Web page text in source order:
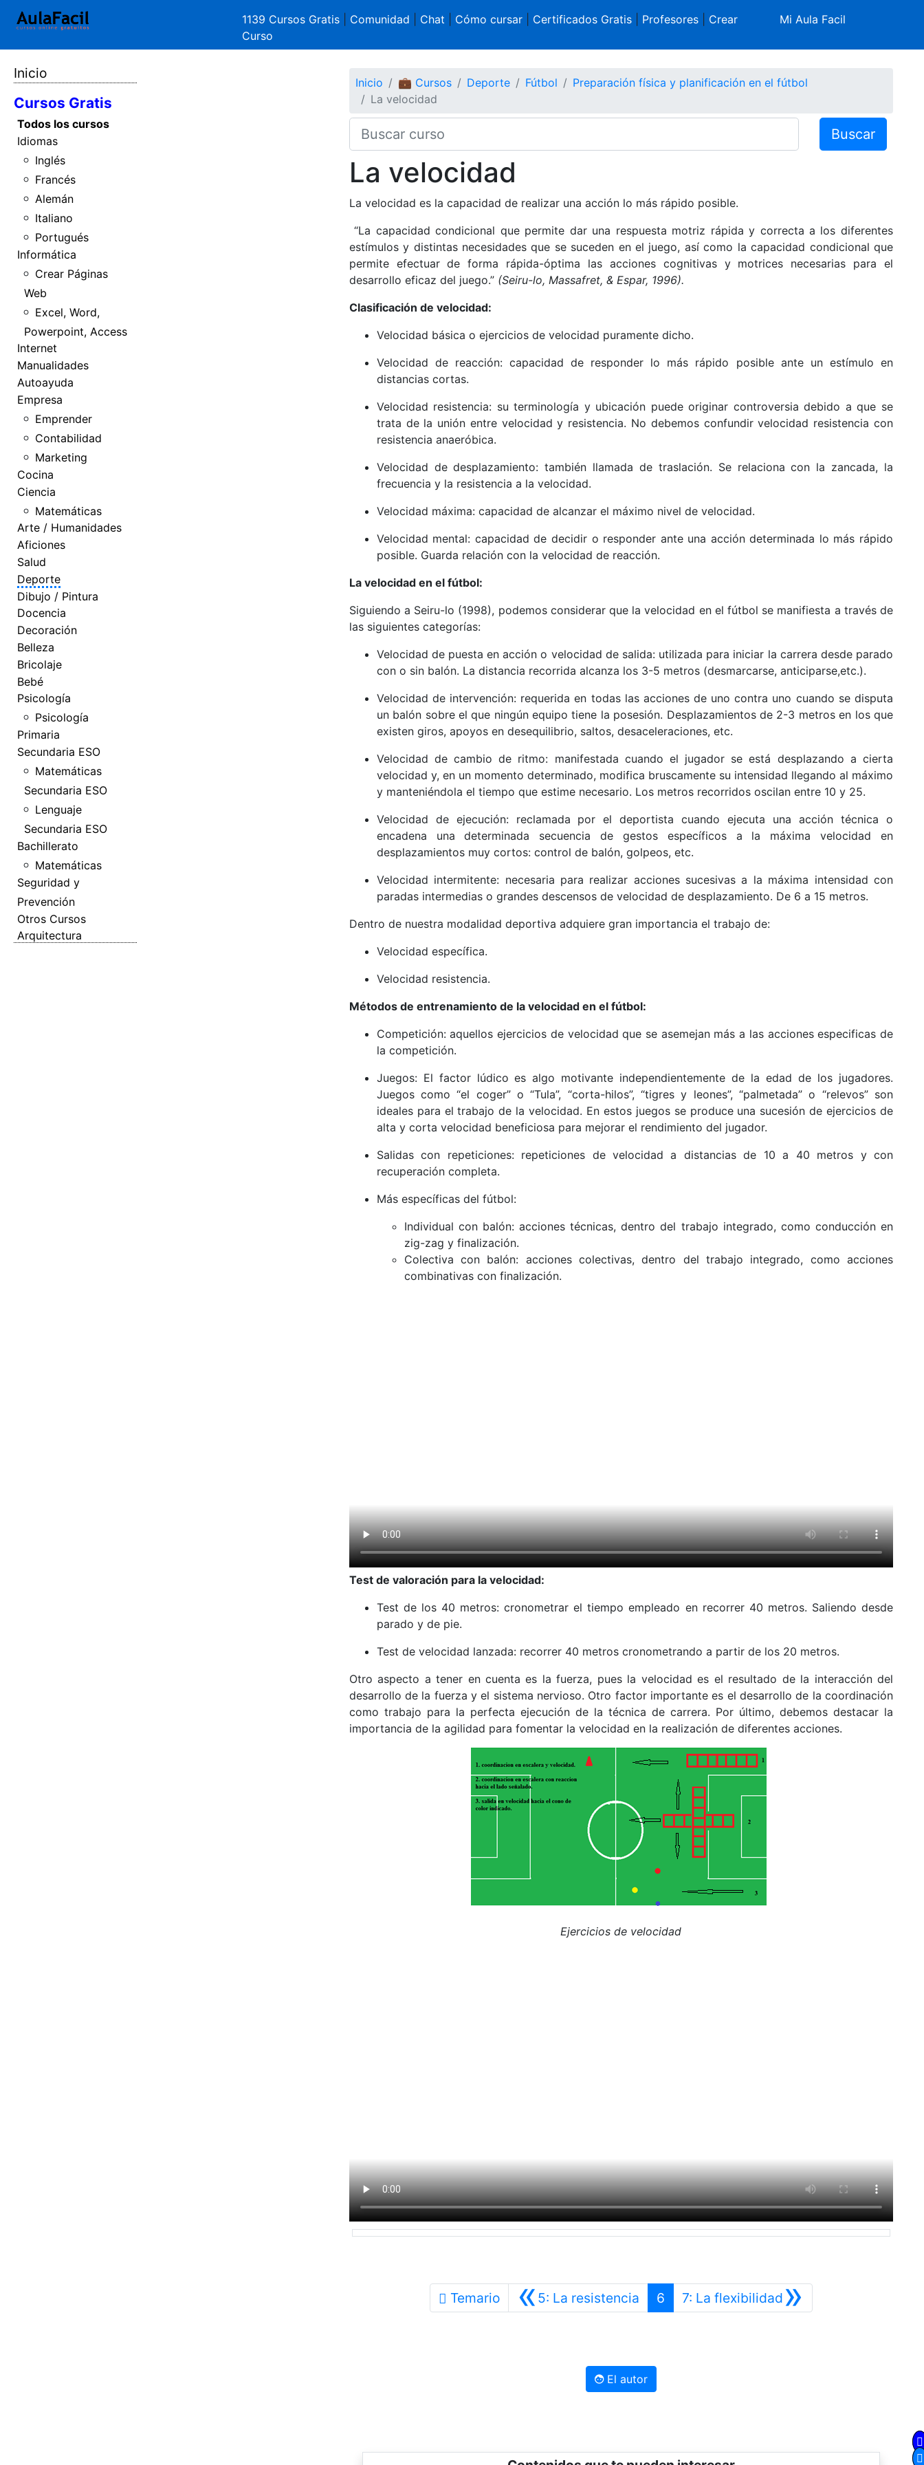
1139 Cursos Gratis Comunidad Chat Cómo cursar| Certificados Gratis| Profesores| Crear
Curso
Mi Aula Facil
Inicio
Cursos Gratis
Todos los cursos
Idiomas
Inglés
Francés
Alemán
Italiano
Portugués
Informática
Crear Páginas
Web
Excel, Word,
Powerpoint, Access
Internet
Manualidades
Autoayuda
Empresa
Emprender
Contabilidad
Marketing
Cocina
Ciencia
Matemáticas
Arte / Humanidades
Aficiones
Salud
Deporte
Dibujo / Pintura
Docencia
Decoración
Belleza
Bricolaje
Bebé
Psicología
Psicología
Primaria
Secundaria ESO
Matemáticas
Secundaria ESO
Lenguaje
Secundaria ESO
Bachillerato
Matemáticas
Seguridad y
Prevención
Otros Cursos
Arquitectura
Inicio 💼 Cursos Deporte Fútbol
Preparación física y planificación en el fútbol
La velocidad
Buscar
La velocidad
La velocidad es la capacidad de realizar una acción lo más rápido posible.
“La capacidad condicional que permite dar una respuesta motriz rápida y correcta a los diferentes
estímulos y distintas necesidades que se suceden en el juego, así como la capacidad condicional que
permite efectuar de forma rápida-óptima las acciones cognitivas y motrices necesarias para el
desarrollo eficaz del juego.” (Seiru-lo, Massafret, & Espar, 1996).
Clasificación de velocidad:
Velocidad básica o ejercicios de velocidad puramente dicho.
Velocidad de reacción: capacidad de responder lo más rápido posible ante un estímulo en
distancias cortas.
Velocidad resistencia: su terminología y ubicación puede originar controversia debido a que se
trata de la unión entre velocidad y resistencia. No debemos confundir velocidad resistencia con
resistencia anaeróbica.
Velocidad de desplazamiento: también llamada de traslación. Se relaciona con la zancada, la
frecuencia y la resistencia a la velocidad.
Velocidad máxima: capacidad de alcanzar el máximo nivel de velocidad.
Velocidad mental: capacidad de decidir o responder ante una acción determinada lo más rápido
posible. Guarda relación con la velocidad de reacción.
La velocidad en el fútbol:
Siguiendo a Seiru-lo (1998), podemos considerar que la velocidad en el fútbol se manifiesta a través de
las siguientes categorías:
Velocidad de puesta en acción o velocidad de salida: utilizada para iniciar la carrera desde parado
con o sin balón. La distancia recorrida alcanza los 3-5 metros (desmarcarse, anticiparse,etc.).
Velocidad de intervención: requerida en todas las acciones de uno contra uno cuando se disputa
un balón sobre el que ningún equipo tiene la posesión. Desplazamientos de 2-3 metros en los que
existen giros, apoyos en desequilibrio, saltos, desaceleraciones, etc.
Velocidad de cambio de ritmo: manifestada cuando el jugador se está desplazando a cierta
velocidad y, en un momento determinado, modifica bruscamente su intensidad llegando al máximo
y manteniéndola el tiempo que estime necesario. Los metros recorridos oscilan entre 10 y 25.
Velocidad de ejecución: reclamada por el deportista cuando ejecuta una acción técnica o
encadena una determinada secuencia de gestos específicos a la máxima velocidad en
desplazamientos muy cortos: control de balón, golpeos, etc.
Velocidad intermitente: necesaria para realizar acciones sucesivas a la máxima intensidad con
paradas intermedias o grandes descensos de velocidad de desplazamiento. De 6 a 15 metros.
Dentro de nuestra modalidad deportiva adquiere gran importancia el trabajo de:
Velocidad específica.
Velocidad resistencia.
Métodos de entrenamiento de la velocidad en el fútbol:
Competición: aquellos ejercicios de velocidad que se asemejan más a las acciones especificas de
la competición.
Juegos: El factor lúdico es algo motivante independientemente de la edad de los jugadores.
Juegos como “el coger” o “Tula”, “corta-hilos”, “tigres y leones”, “palmetada” o “relevos” son
ideales para el trabajo de la velocidad. En estos juegos se produce una sucesión de ejercicios de
alta y corta velocidad beneficiosa para mejorar el rendimiento del jugador.
Salidas con repeticiones: repeticiones de velocidad a distancias de 10 a 40 metros y con
recuperación completa.
Más específicas del fútbol:
Individual con balón: acciones técnicas, dentro del trabajo integrado, como conducción en
zig-zag y finalización.
Colectiva con balón: acciones colectivas, dentro del trabajo integrado, como acciones
combinativas con finalización.
Test de valoración para la velocidad:
Test de los 40 metros: cronometrar el tiempo empleado en recorrer 40 metros. Saliendo desde
parado y de pie.
Test de velocidad lanzada: recorrer 40 metros cronometrando a partir de los 20 metros.
Otro aspecto a tener en cuenta es la fuerza, pues la velocidad es el resultado de la interacción del
desarrollo de la fuerza y el sistema nervioso. Otro factor importante es el desarrollo de la coordinación
como trabajo para la perfecta ejecución de la técnica de carrera. Por último, debemos destacar la
importancia de la agilidad para fomentar la velocidad en la realización de diferentes acciones.
Ejercicios de velocidad
Temario «5: La resistenciaAnterior
6 »
7: La flexibilidadSiguiente
El autor